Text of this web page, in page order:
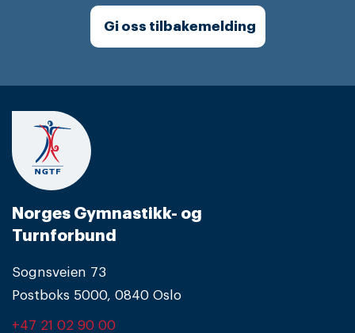
Gi oss tilbakemelding
Norges Gymnastikk- og
Turnforbund
Sognsveien 73
Postboks 5000, 0840 Oslo
+47 21 02 90 00